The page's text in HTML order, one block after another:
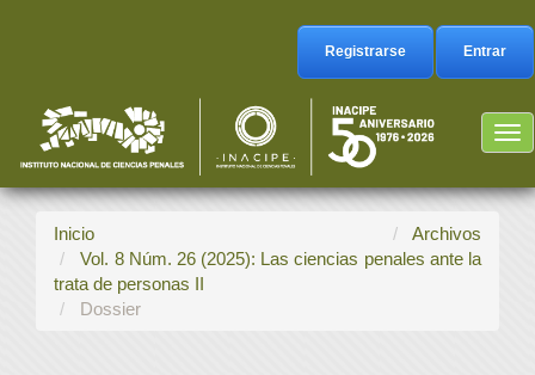
Barra
lateral
Registrarse Entrar
Inicio
Archivos
Vol. 8 Núm. 26 (2025): Las ciencias penales ante la
trata de personas II
Dossier